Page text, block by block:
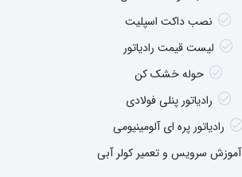
نصب داکت اسپلیت
لیست قیمت رادیاتور
حوله خشک کن
رادیاتور پنلی فولادی
رادیاتور پره ای آلومینیومی
آموزش سرویس و تعمیر کولر آبی